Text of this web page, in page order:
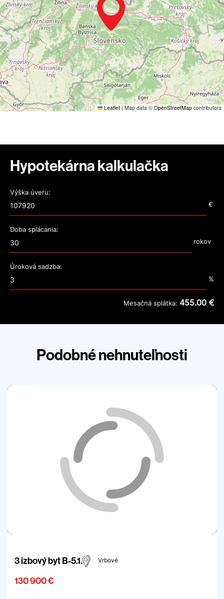
Leaflet | Map data © OpenStreetMapcontributors
Hypotekárna kalkulačka
Výška úveru:
€
Doba splácania:
rokov
Úroková sadzba:
%
Mesačná splátka: 455.00 €
Podobné nehnuteľnosti
3 izbový byt B-5.1. Vrbové
130 900 €